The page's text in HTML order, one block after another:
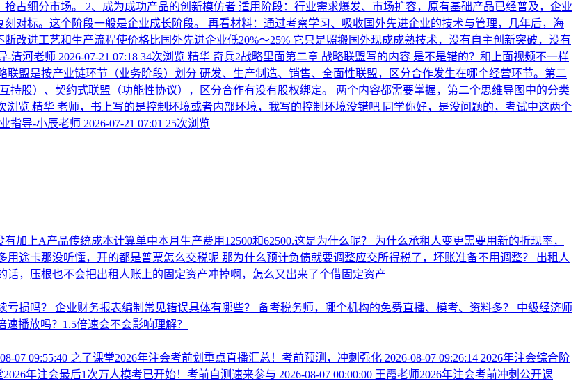
占细分市场。 2、成为成功产品的创新模仿者 适用阶段：行业需求爆发、市场扩容，原有基础产品已经普及，企业
对标。这个阶段一般是企业成长阶段。 再看材料：通过考察学习、吸收国外先进企业的技术与管理，几年后，海
改进工艺和生产流程使价格比国外先进企业低20%～25% 它只是照搬国外现成成熟技术，没有自主创新突破，没有
-清河老师 2026-07-21 07:18 34次浏览 精华 奇兵2战略里面第二章 战略联盟写的内容 是不是错的？和上面视频不一样
盟是按产业链环节（业务阶段）划分 研发、生产制造、销售、全面性联盟，区分合作发生在哪个经营环节。 ​ 第二
持股）、契约式联盟（功能性协议），区分合作有没有股权绑定。 两个内容都需要掌握，第二个思维导图中的分类
浏览 精华 老师，书上写的是控制环境或者内部环境，我写的控制环境没错吧 同学你好，是没问题的，考试中这两个
指导-小辰老师 2026-07-21 07:01 25次浏览
加上A产品传统成本计算单中本月生产费用12500和62500.这是为什么呢？ 为什么承租人变更需要用新的折现率，
用途卡那没听懂，开的都是普票怎么交税呢 那为什么预计负债就要调整应交所得税了，坏账准备不用调整？ 出租人
话，压根也不会把出租人账上的固定资产冲掉啊，怎么又出来了个借固定资产
亏损吗？ 企业财务报表编制常见错误具体有哪些？ 备考税务师，哪个机构的免费直播、模考、资料多？ 中级经济师
速播放吗？1.5倍速会不会影响理解？
07 09:55:40 之了课堂2026年注会考前划重点直播汇总！考前预测，冲刺强化 2026-08-07 09:26:14 2026年注会综合阶
2026年注会最后1次万人模考已开始！考前自测速来参与 2026-08-07 00:00:00 王霞老师2026年注会考前冲刺公开课